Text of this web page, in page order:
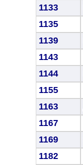
1133
1135
1139
1143
1144
1155
1163
1167
1169
1182